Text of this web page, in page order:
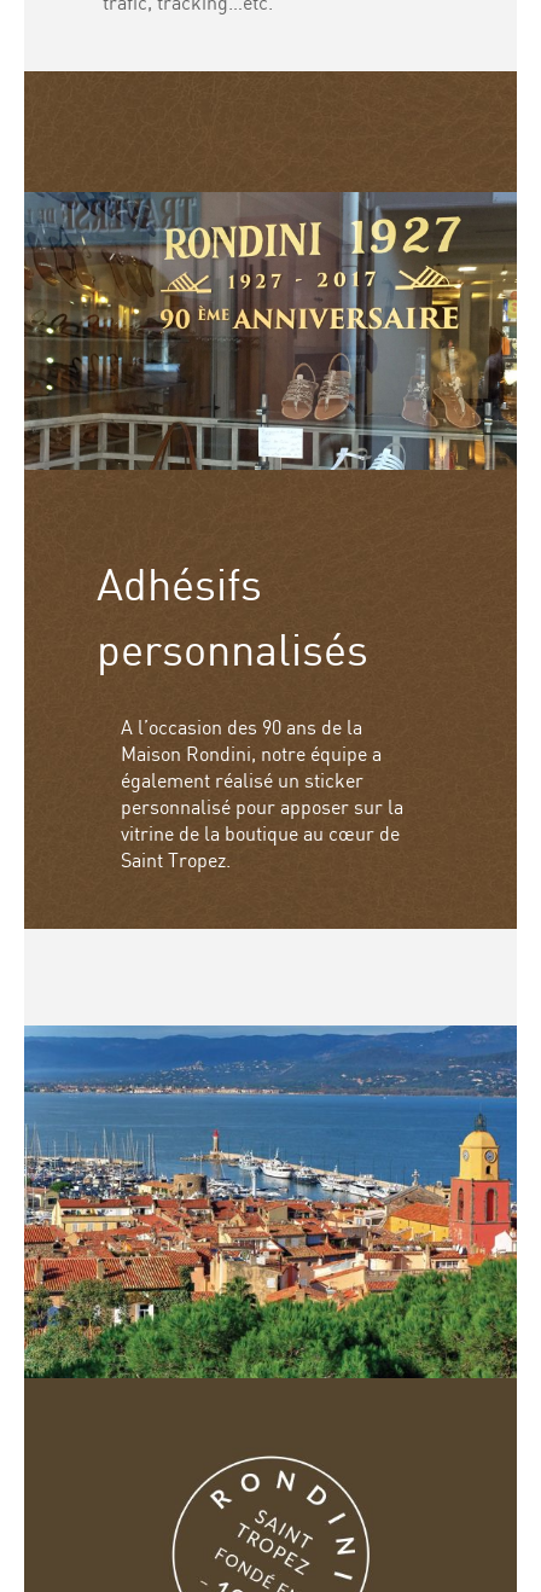
Adhésifs
personnalisés
A l’occasion des 90 ans de la
Maison Rondini, notre équipe a
également réalisé un sticker
personnalisé pour apposer sur la
vitrine de la boutique au cœur de
Saint Tropez.